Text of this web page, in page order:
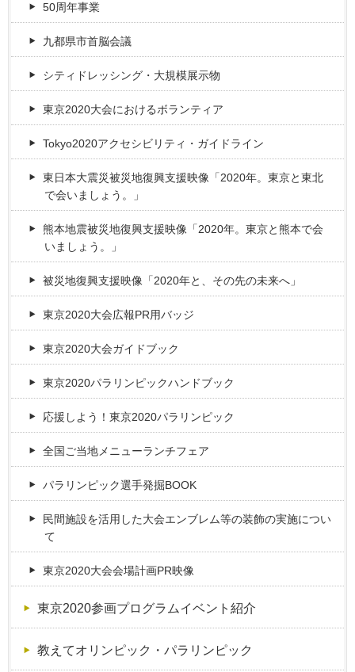
50周年事業
九都県市首脳会議
シティドレッシング・大規模展示物
東京2020大会におけるボランティア
Tokyo2020アクセシビリティ・ガイドライン
東日本大震災被災地復興支援映像「2020年。東京と東北
で会いましょう。」
熊本地震被災地復興支援映像「2020年。東京と熊本で会
いましょう。」
被災地復興支援映像「2020年と、その先の未来へ」
東京2020大会広報PR用バッジ
東京2020大会ガイドブック
東京2020パラリンピックハンドブック
応援しよう！東京2020パラリンピック
全国ご当地メニューランチフェア
パラリンピック選手発掘BOOK
民間施設を活用した大会エンブレム等の装飾の実施につい
て
東京2020大会会場計画PR映像
東京2020参画プログラムイベント紹介
教えてオリンピック・パラリンピック